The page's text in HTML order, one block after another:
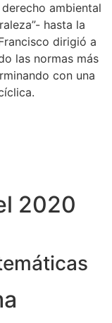
ambiental
hasta la
dirigió a
las normas más
con una
2020